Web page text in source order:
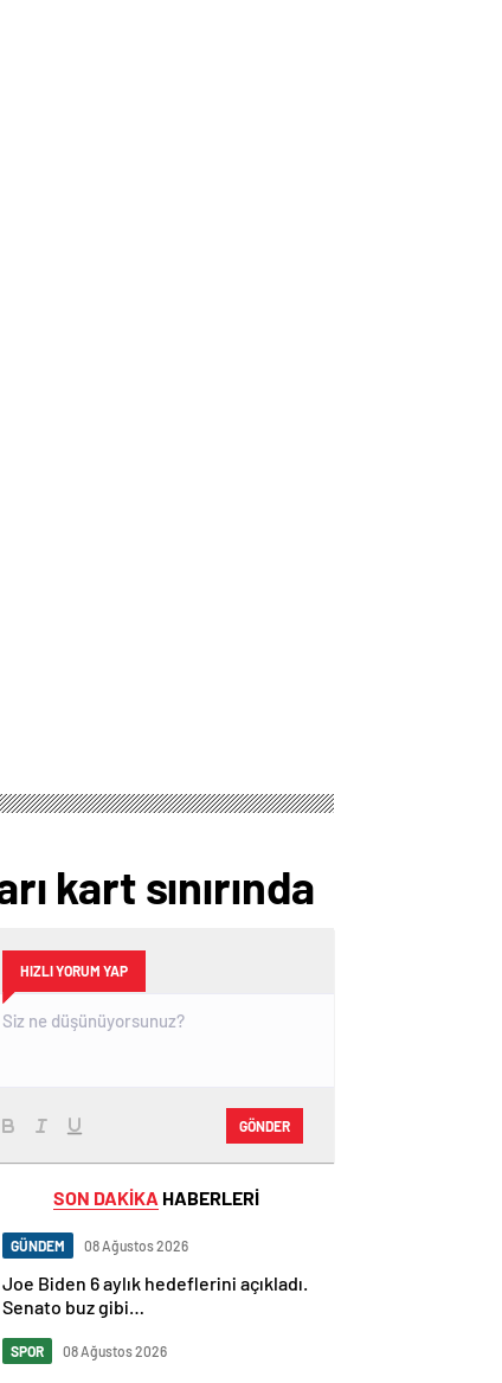
kart sınırında
HIZLI YORUM YAP
GÖNDER
SON DAKİKA HABERLERİ
GÜNDEM 08 Ağustos 2026
Joe Biden 6 aylık hedeflerini açıkladı.
Senato buz gibi…
SPOR 08 Ağustos 2026